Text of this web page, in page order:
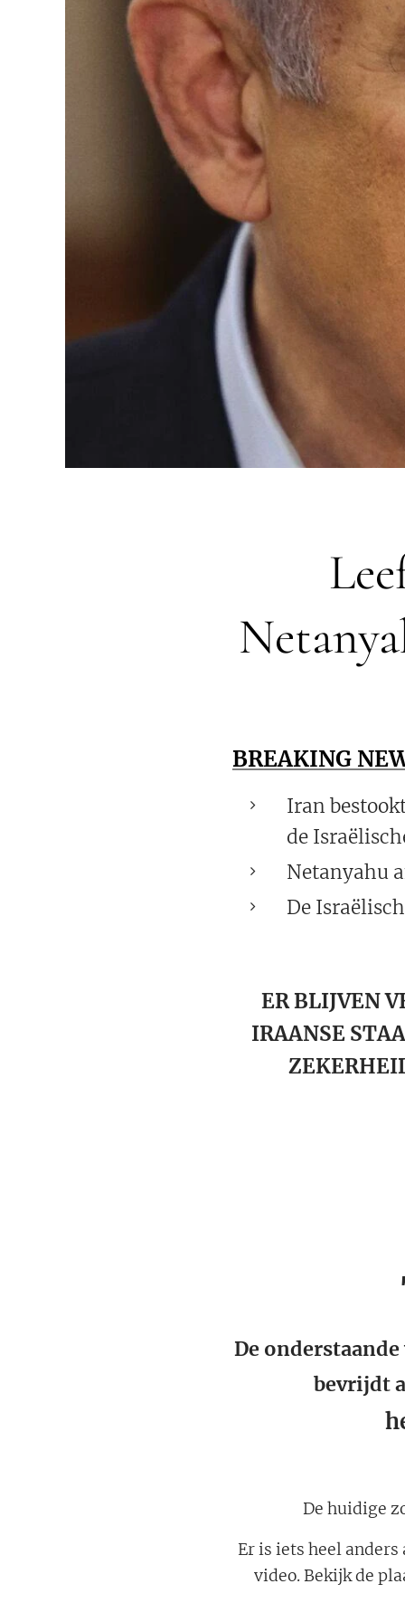
BREAKING
Iran
de
Netanyahu
De
ER BLIJVEN
IRAANSE
De
bevrijdt
De huidige
Er is iets heel anders
video. Bekijk de